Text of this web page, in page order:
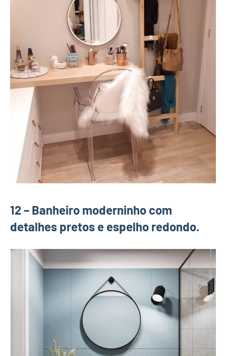
12 – Banheiro moderninho com
detalhes pretos e espelho redondo.